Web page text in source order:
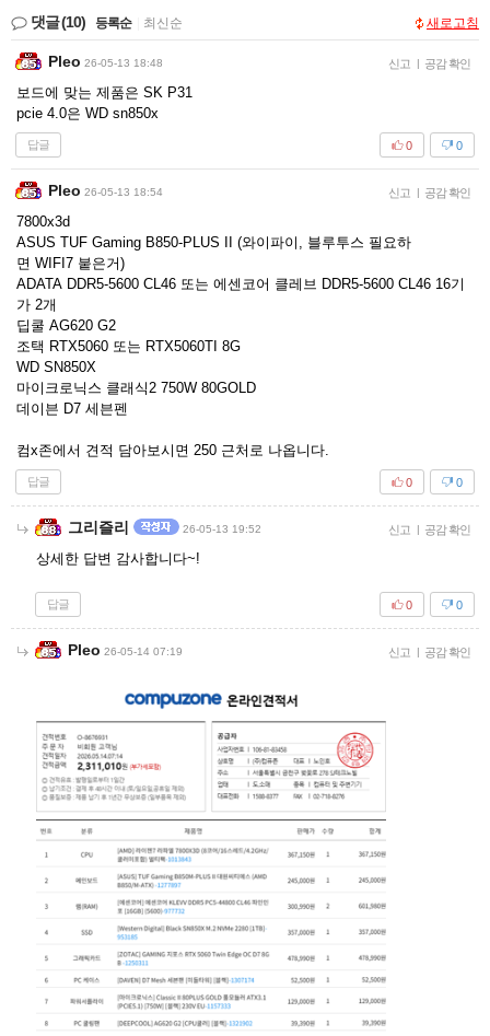
댓글(10) 등록순 최신순 새로고침
Pleo 26-05-13 18:48 신고 | 공감 확인
보드에 맞는 제품은 SK P31
pcie 4.0은 WD sn850x
답글 0
0
Pleo 26-05-13 18:54 신고 | 공감 확인
7800x3d
ASUS TUF Gaming B850-PLUS II (와이파이, 블루투스 필요하
면 WIFI7 붙은거)
ADATA DDR5-5600 CL46 또는 에센코어 클레브 DDR5-5600 CL46 16기
가 2개
딥쿨 AG620 G2
조택 RTX5060 또는 RTX5060TI 8G
WD SN850X
마이크로닉스 클래식2 750W 80GOLD
데이븐 D7 세븐펜
컴x존에서 견적 담아보시면 250 근처로 나옵니다.
답글 0
0
그리즐리 26-05-13 19:52 신고 | 공감 확인
상세한 답변 감사합니다~!
답글 0
0
Pleo 26-05-14 07:19 신고 | 공감 확인